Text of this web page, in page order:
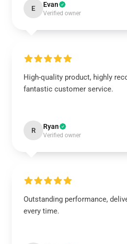
E Evan
Verified owner
High-quality product, highly
fantastic customer service.
R Ryan
Verified owner
Outstanding performance,
every time.